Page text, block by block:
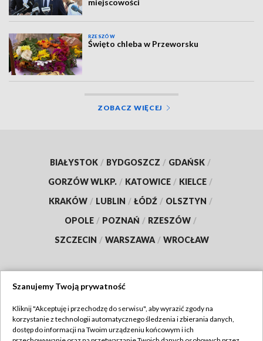
miejscowości
RZESZÓW
Święto chleba w Przeworsku
ZOBACZ WIĘCEJ
BIAŁYSTOK / BYDGOSZCZ / GDAŃSK /
GORZÓW WLKP. / KATOWICE / KIELCE /
KRAKÓW / LUBLIN / ŁÓDŹ / OLSZTYN /
OPOLE / POZNAŃ / RZESZÓW /
SZCZECIN / WARSZAWA / WROCŁAW
TVP
Szanujemy Twoją prywatność
Kliknij "Akceptuję i przechodzę do serwisu", aby wyrazić zgody na
korzystanie z technologii automatycznego śledzenia i zbierania danych,
dostęp do informacji na Twoim urządzeniu końcowym i ich